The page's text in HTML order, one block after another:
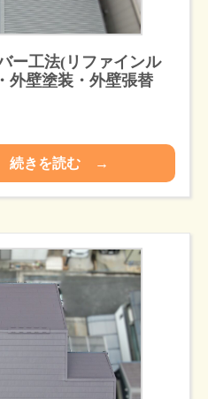
ー工法(リファインル
外壁塗装・外壁張替
続きを読む →